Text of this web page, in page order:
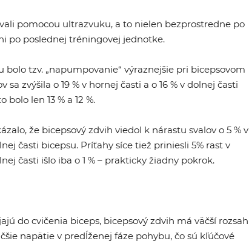
pomocou ultrazvuku, a to nielen bezprostredne po
po poslednej tréningovej jednotke.
tzv. „napumpovanie“ výraznejšie pri bicepsovom
sa zvýšila o 19 % v hornej časti a o 16 % v dolnej časti
len 13 % a 12 %.
že bicepsový zdvih viedol k nárastu svalov o 5 % v
časti bicepsu. Príťahy síce tiež priniesli 5% rast v
časti išlo iba o 1 % – prakticky žiadny pokrok.
do cvičenia biceps, bicepsový zdvih má väčší rozsah
napätie v predĺženej fáze pohybu, čo sú kľúčové